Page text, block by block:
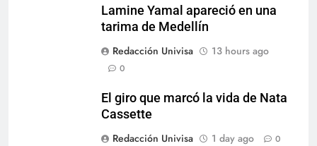
Lamine Yamal apareció en una
tarima de Medellín
Redacción Univisa
13 hours ago
0
El giro que marcó la vida de Nata
Cassette
Redacción Univisa
1 day ago 0